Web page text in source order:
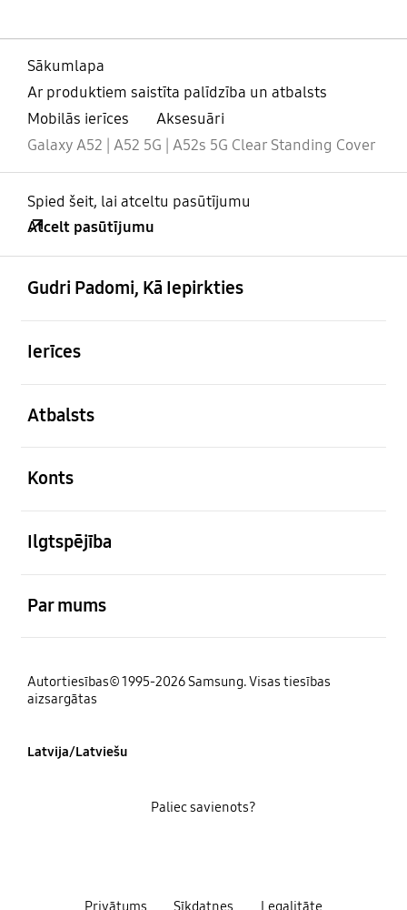
Sākumlapa
Ar produktiem saistīta palīdzība un atbalsts
Mobilās ierīces
Aksesuāri
Galaxy A52 | A52 5G | A52s 5G Clear Standing Cover
Spied šeit, lai atceltu pasūtījumu
Atcelt pasūtījumu
Gudri Padomi, Kā Iepirkties
Ierīces
Atbalsts
Konts
Ilgtspējība
Par mums
Autortiesības© 1995-2026 Samsung. Visas tiesības
aizsargātas
Latvija/Latviešu
Privātums Sīkdatnes Legalitāte
Paliec savienots?